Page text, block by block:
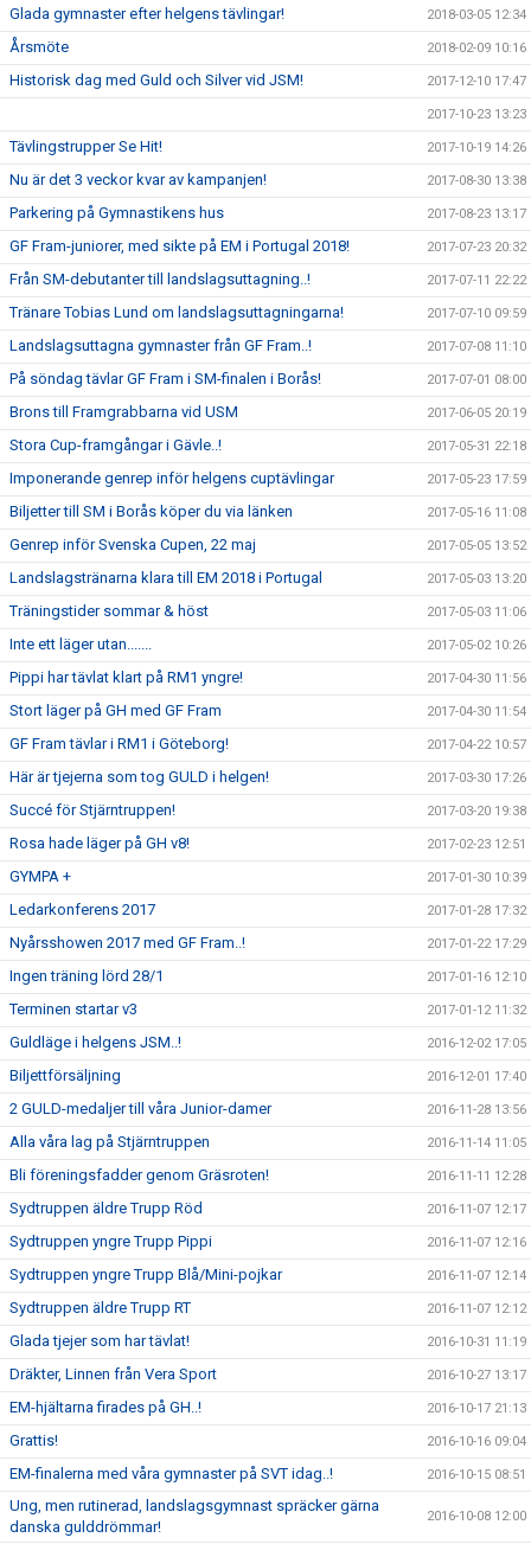
Glada gymnaster efter helgens tävlingar! 2018-03-05 12:34
Årsmöte 2018-02-09 10:16
Historisk dag med Guld och Silver vid JSM! 2017-12-10 17:47
2017-10-23 13:23
Tävlingstrupper Se Hit! 2017-10-19 14:26
Nu är det 3 veckor kvar av kampanjen! 2017-08-30 13:38
Parkering på Gymnastikens hus 2017-08-23 13:17
GF Fram-juniorer, med sikte på EM i Portugal 2018! 2017-07-23 20:32
Från SM-debutanter till landslagsuttagning..! 2017-07-11 22:22
Tränare Tobias Lund om landslagsuttagningarna! 2017-07-10 09:59
Landslagsuttagna gymnaster från GF Fram..! 2017-07-08 11:10
På söndag tävlar GF Fram i SM-finalen i Borås! 2017-07-01 08:00
Brons till Framgrabbarna vid USM 2017-06-05 20:19
Stora Cup-framgångar i Gävle..! 2017-05-31 22:18
Imponerande genrep inför helgens cuptävlingar 2017-05-23 17:59
Biljetter till SM i Borås köper du via länken 2017-05-16 11:08
Genrep inför Svenska Cupen, 22 maj 2017-05-05 13:52
Landslagstränarna klara till EM 2018 i Portugal 2017-05-03 13:20
Träningstider sommar & höst 2017-05-03 11:06
Inte ett läger utan....... 2017-05-02 10:26
Pippi har tävlat klart på RM1 yngre! 2017-04-30 11:56
Stort läger på GH med GF Fram 2017-04-30 11:54
GF Fram tävlar i RM1 i Göteborg! 2017-04-22 10:57
Här är tjejerna som tog GULD i helgen! 2017-03-30 17:26
Succé för Stjärntruppen! 2017-03-20 19:38
Rosa hade läger på GH v8! 2017-02-23 12:51
GYMPA + 2017-01-30 10:39
Ledarkonferens 2017 2017-01-28 17:32
Nyårsshowen 2017 med GF Fram..! 2017-01-22 17:29
Ingen träning lörd 28/1 2017-01-16 12:10
Terminen startar v3 2017-01-12 11:32
Guldläge i helgens JSM..! 2016-12-02 17:05
Biljettförsäljning 2016-12-01 17:40
2 GULD-medaljer till våra Junior-damer 2016-11-28 13:56
Alla våra lag på Stjärntruppen 2016-11-14 11:05
Bli föreningsfadder genom Gräsroten! 2016-11-11 12:28
Sydtruppen äldre Trupp Röd 2016-11-07 12:17
Sydtruppen yngre Trupp Pippi 2016-11-07 12:16
Sydtruppen yngre Trupp Blå/Mini-pojkar 2016-11-07 12:14
Sydtruppen äldre Trupp RT 2016-11-07 12:12
Glada tjejer som har tävlat! 2016-10-31 11:19
Dräkter, Linnen från Vera Sport 2016-10-27 13:17
EM-hjältarna firades på GH..! 2016-10-17 21:13
Grattis! 2016-10-16 09:04
EM-finalerna med våra gymnaster på SVT idag..! 2016-10-15 08:51
Ung, men rutinerad, landslagsgymnast spräcker gärna
danska gulddrömmar!
2016-10-08 12:00